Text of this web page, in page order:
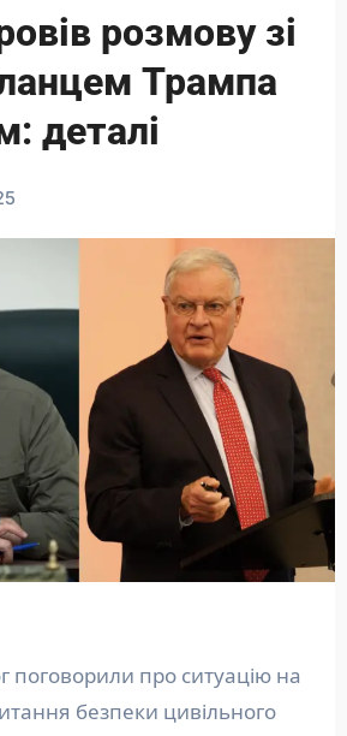
розмову зі
Трампа
деталі
безпеки цивільного